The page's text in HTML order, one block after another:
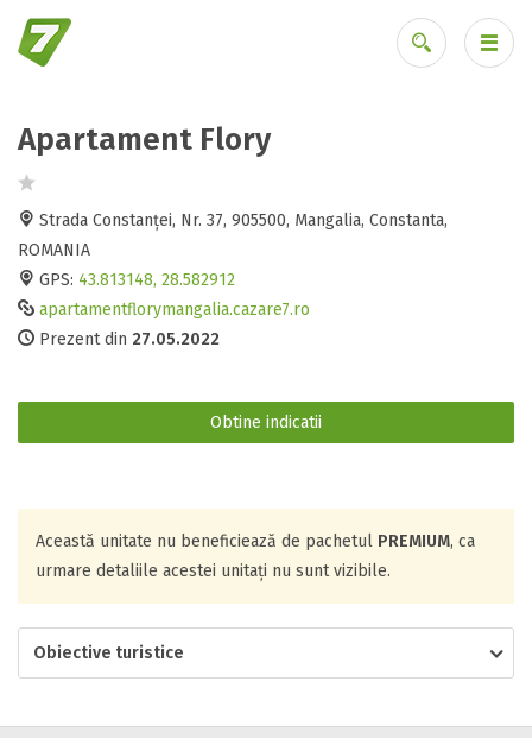
Apartament Flory
Strada Constanței, Nr. 37, 905500, Mangalia, Constanta,
ROMANIA
GPS: 43.813148, 28.582912
apartamentflorymangalia.cazare7.ro
Prezent din 27.05.2022
Obtine indicatii
Această unitate nu beneficiează de pachetul PREMIUM, ca
urmare detaliile acestei unitați nu sunt vizibile.
Obiective turistice